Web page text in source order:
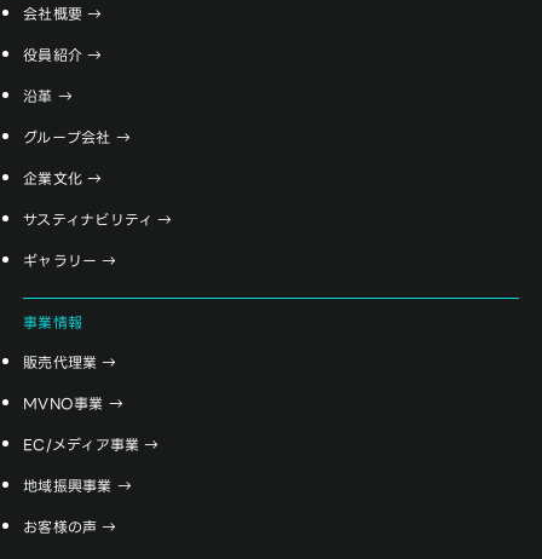
会社概要
役員紹介
沿革
グループ会社
企業文化
サスティナビリティ
ギャラリー
事業情報
販売代理業
MVNO事業
EC/メディア事業
地域振興事業
お客様の声